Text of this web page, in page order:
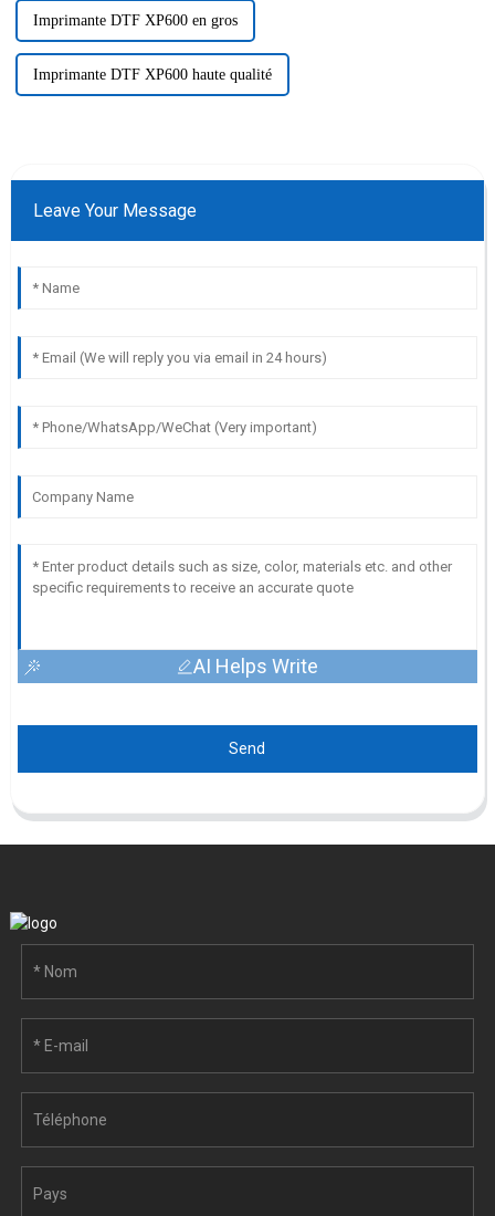
Imprimante DTF XP600 en gros
Imprimante DTF XP600 haute qualité
Leave Your Message
AI Helps Write
Send